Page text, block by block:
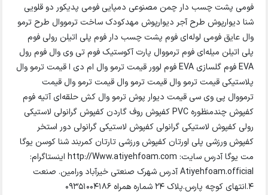
فومی پشت چسب دار چمن مصنوعی دمپایی فومی پدیکور دو قلویی
شنا دیوارپوش طرح آجر دیوارپوش مهدکودک ساخت ترمووال طرح ترمو
وال عایق فومی لوله‌ای فوم پشت چسب دار فوم پلی اتیلن رولی فوم
پلی اتیلن میله‌ای فوم ترمووال پارت آکوستیک فوم تی وی وال فوم رول
EVA فوم گلسازی EVA فوم لوور قیمت ترمو وال ام دی ا قیمت ترمو وال
پلاستیکی قیمت ترمو وال قیمت ترمو وال قیمت ترمو وال قیمت
ترمووال پی وی سی قیمت دیوار پوش ترمو وال کش حلقه‌ای آتیه فوم
کفپوش چندمنظوره PVC کفپوش روف گاردن کفپوش گرانولی لاستیکی
رولی کفپوش لاستیکی گرانولی کفپوش لاستیکی گرانولی دور استخر
کفپوش ورزشی پلی اورتان کفپوش ورزشی تارتان کمربند شنا کوسن یوگا
مت یوگا آدرس سایت: http://Www.atiyehfoam.com اینستاگرام:
Atiyehfoam.official آدرس شهرک صنعتی خیرآباد ورامین. صنعت
4.انتهای کوچه پارس.پلاک 24 شماره همراه 09351004186